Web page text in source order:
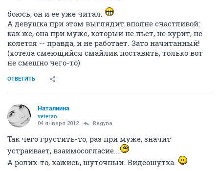
боюсь, он и ее уже читал.
А девушка при этом выглядит вполне счастливой:
как же, она при муже, который не пьет, не курит, не
колется -- правда, и не работает. Зато начитанный!
(хотела смеющийся смайлик поставить, только вот
не смешно чего-то)
ОТВЕТИТЬ
Наталиина
veteran
04 января 2012 Regyna
Так чего грустить-то, раз при муже, значит
устраивает, взаимосогласие...
А ролик-то, кажись, шуточный. Видеошутка.